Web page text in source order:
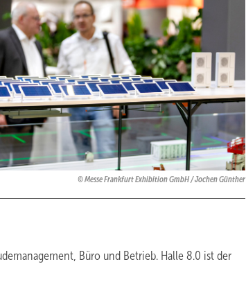
Messe Frankfurt Exhibition GmbH / Jochen Günther
Büro und Betrieb. Halle 8.0 ist der